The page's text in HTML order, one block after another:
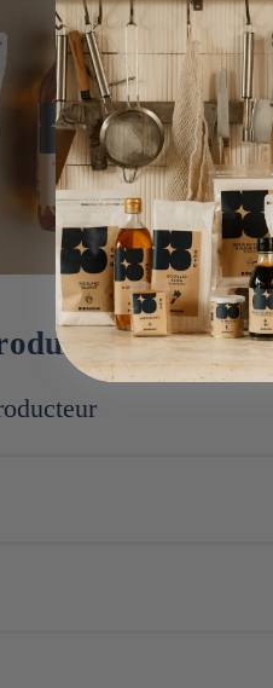
nippone : iRASSHAi
comprend une sélection d’une
Ne pas utiliser de chlore.